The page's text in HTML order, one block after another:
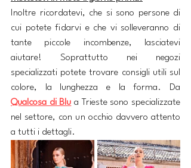
Inoltre ricordatevi, che si sono persone di
cui potete fidarvi e che vi solleveranno di
tante piccole incombenze, lasciatevi
aiutare!
Soprattutto nei negozi
specializzati potete trovare consigli utili sul
Qualcosa di Blu a Trieste sono specializzate
nel settore, con un occhio davvero attento
a tutti i dettagli.